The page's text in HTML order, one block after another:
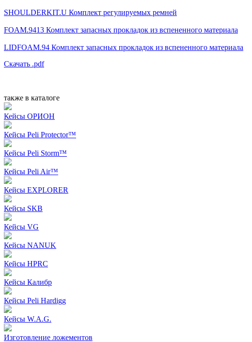
SHOULDERKIT.U Комплект регулируемых ремней
FOAM.9413 Комплект запасных прокладок из вспененного материала
LIDFOAM.94 Комплект запасных прокладок из вспененного материала
Скачать .pdf
также в каталоге
Кейсы ОРИОН
Кейсы Peli Protector™
Кейсы Peli Storm™
Кейсы Peli Air™
Кейсы EXPLORER
Кейсы SKB
Кейсы VG
Кейсы NANUK
Кейсы HPRC
Кейсы Калибр
Кейсы Peli Hardigg
Кейсы W.A.G.
Изготовление ложементов